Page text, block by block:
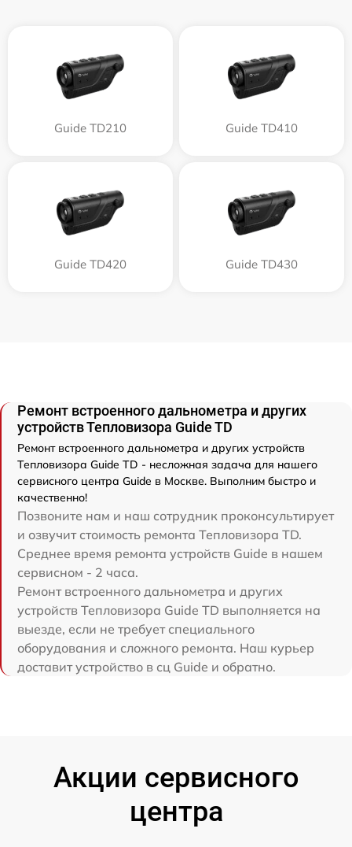
Guide TD210 Guide TD410
Guide TD420 Guide TD430
Ремонт встроенного дальнометра и других
устройств Тепловизора Guide TD
Ремонт встроенного дальнометра и других устройств
Тепловизора Guide TD - несложная задача для нашего
сервисного центра Guide в Москве. Выполним быстро и
качественно!
Позвоните нам и наш сотрудник проконсультирует
и озвучит стоимость ремонта Тепловизора TD.
Среднее время ремонта устройств Guide в нашем
сервисном - 2 часа.
Ремонт встроенного дальнометра и других
устройств Тепловизора Guide TD выполняется на
выезде, если не требует специального
оборудования и сложного ремонта. Наш курьер
доставит устройство в сц Guide и обратно.
Акции сервисного
центра